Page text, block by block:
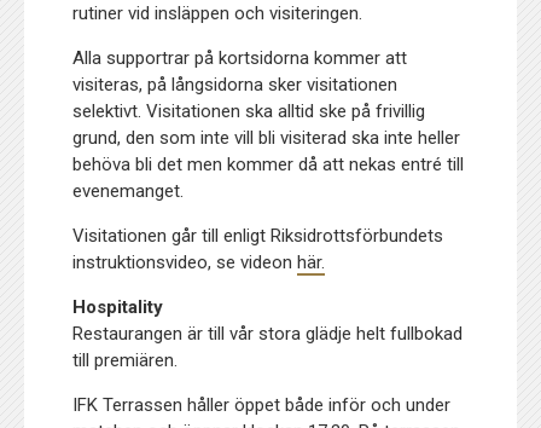
rutiner vid insläppen och visiteringen.
Alla supportrar på kortsidorna kommer att
visiteras, på långsidorna sker visitationen
selektivt. Visitationen ska alltid ske på frivillig
grund, den som inte vill bli visiterad ska inte heller
behöva bli det men kommer då att nekas entré till
evenemanget.
Visitationen går till enligt Riksidrottsförbundets
instruktionsvideo, se videonhär.
Hospitality
Restaurangen är till vår stora glädje helt fullbokad
till premiären.
IFK Terrassen håller öppet både inför och under